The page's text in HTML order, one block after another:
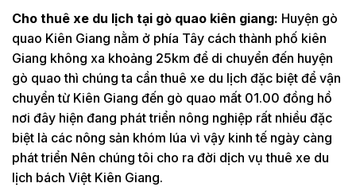
Cho thuê xe du lịch tại gò quao kiên giang: Huyện gò
quao Kiên Giang nằm ở phía Tây cách thành phố kiên
Giang không xa khoảng 25km để di chuyển đến huyện
gò quao thì chúng ta cần thuê xe du lịch đặc biệt để vận
chuyển từ Kiên Giang đến gò quao mất 01.00 đồng hồ
nơi đây hiện đang phát triển nông nghiệp rất nhiều đặc
biệt là các nông sản khóm lúa vì vậy kinh tế ngày càng
phát triển Nên chúng tôi cho ra đời dịch vụ thuê xe du
lịch bách Việt Kiên Giang.